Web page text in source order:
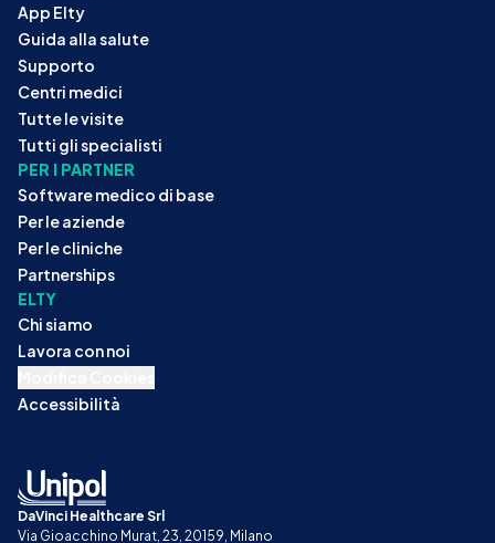
App Elty
Guida alla salute
Supporto
Centri medici
Tutte le visite
Tutti gli specialisti
PER I PARTNER
Software medico di base
Per le aziende
Per le cliniche
Partnerships
ELTY
Chi siamo
Lavora con noi
Accessibilità
DaVinci Healthcare Srl
Via Gioacchino Murat, 23, 20159, Milano